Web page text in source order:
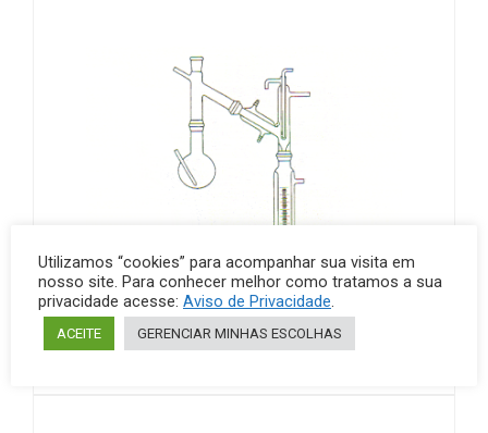
Aparelhos para destilação Vidraria
Aparelho para destilação a vácuo
Utilizamos “cookies” para acompanhar sua visita em
nosso site. Para conhecer melhor como tratamos a sua
privacidade acesse: Aviso de Privacidade.
ACEITE GERENCIAR MINHAS ESCOLHAS